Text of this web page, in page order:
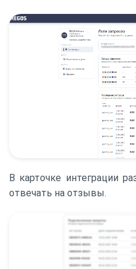
В карточке интеграции
отвечать на отзывы.